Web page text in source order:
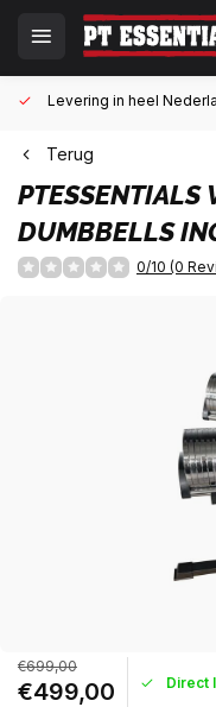
Levering in heel
Terug
PTESSENTIALS
DUMBBELLS
0/10 (0
€699,00
€499,00 Direct